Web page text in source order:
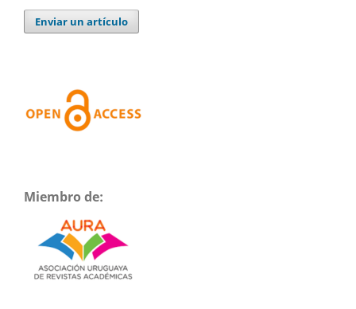
Enviar un artículo
Miembro de: